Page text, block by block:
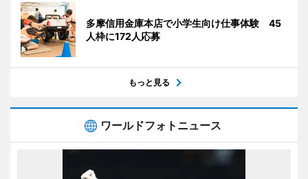
多摩信用金庫本店で小学生向け仕事体験 45
人枠に172人応募
もっと見る
ワールドフォトニュース